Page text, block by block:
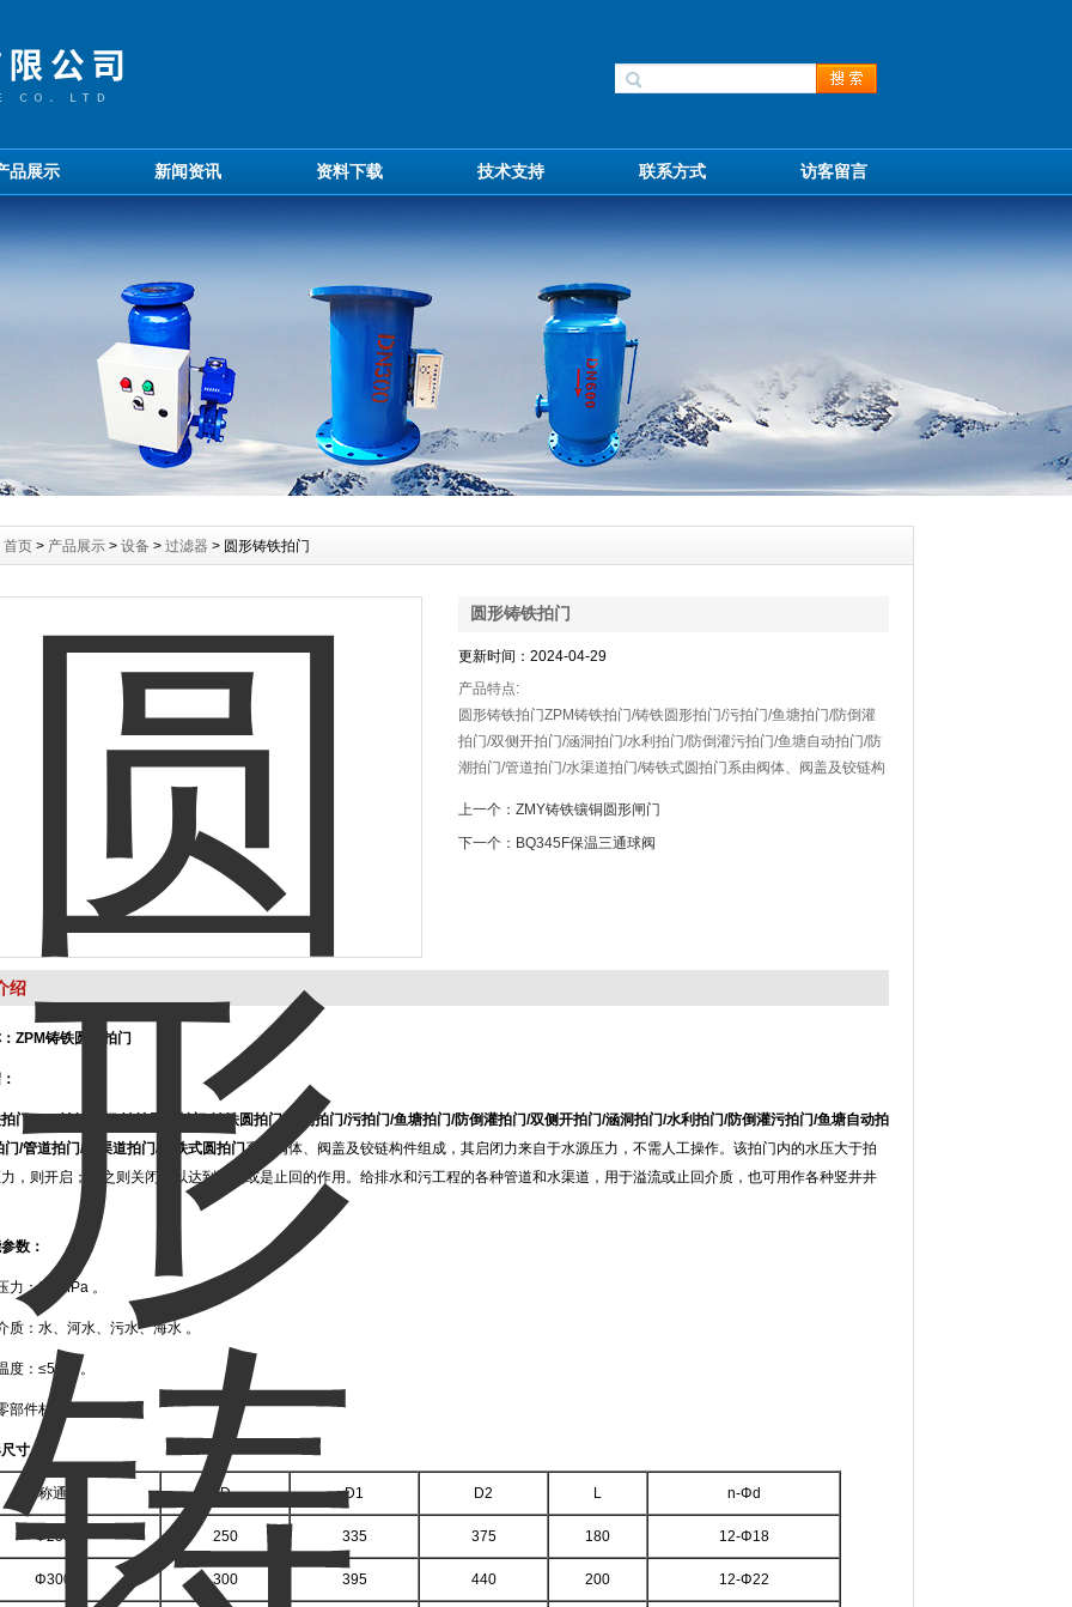
品展示 新闻资讯 资料下载 技术支持 联系方式 访客留言
首页 > 产品展示 > 设备 > 过滤器 > 圆形铸铁拍门
圆形铸铁拍门
更新时间：2024-04-29
产品特点:
圆形铸铁拍门ZPM铸铁拍门/铸铁圆形拍门/污拍门/鱼塘拍门/防倒灌
拍门/双侧开拍门/涵洞拍门/水利拍门/防倒灌污拍门/鱼塘自动拍门/防
潮拍门/管道拍门/水渠道拍门/铸铁式圆拍门系由阀体、阀盖及铰链构
大于拍门外侧压力，则开启；反之则关闭，以达到溢流或是止回的作
用。
上一个： ZMY铸铁镶铜圆形闸门
下一个： BQ345F保温三通球阀
绍
ZPM铸铁圆形拍门
门
ZPM铸铁拍门/铸铁圆形拍门/铸铁圆拍门/钢制拍门/污拍门/鱼塘拍门/防倒灌拍门/双侧开拍门/涵洞拍门/水利拍门/防倒灌污拍门/鱼塘自动拍
门/管道拍门/水渠道拍门/铸铁式圆拍门系由阀体、阀盖及铰链构件组成，其启闭力来自于水源压力，不需人工操作。该拍门内的水压大于拍
，则开启；反之则关闭，以达到溢流或是止回的作用。给排水和污工程的各种管道和水渠道，用于溢流或止回介质，也可用作各种竖井井
数：
力：0.1MPa 。
质：水、河水、污水、海水 。
度：≤50℃ 。
部件材质：灰铸铁 。
寸：
公称通径 D D1 D2 L n-Φd
Φ250 250 335 375 180 12-Φ18
Φ300 300 395 440 200 12-Φ22